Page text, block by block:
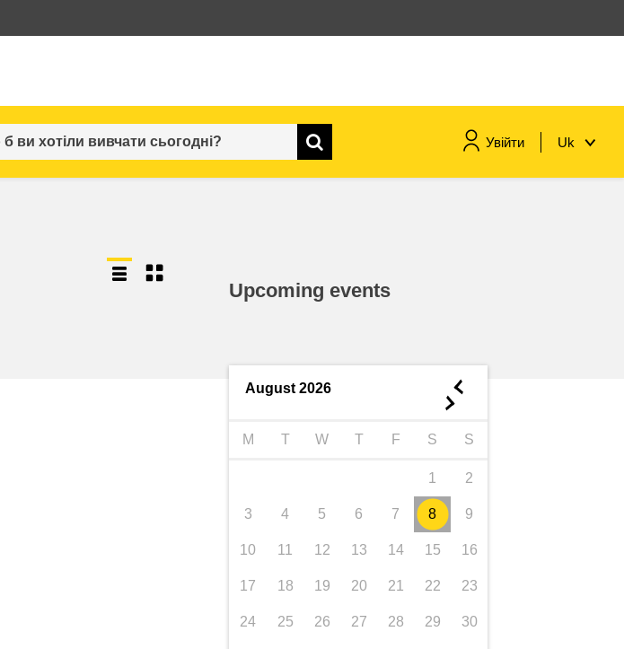
Увійти Uk
та продовольча
харчування, здоров'я та
знаннями
Upcoming events
August 2026 ◄
►
M T W T F S S
1 2
3 4 5 6 7 8 9
10 11 12 13 14 15 16
17 18 19 20 21 22 23
24 25 26 27 28 29 30